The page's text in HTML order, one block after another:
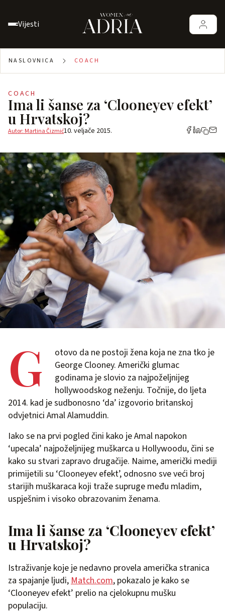
Vijesti
NASLOVNICA COACH
COACH
Ima li šanse za ‘Clooneyev efekt’
u Hrvatskoj?
Autor: Martina Čizmić10. veljače 2015.
G
otovo da ne postoji žena koja ne zna tko je
George Clooney. Američki glumac
godinama je slovio za najpoželjnijeg
hollywoodskog neženju. Točnije, do ljeta
2014. kad je sudbonosno ‘da’ izgovorio britanskoj
odvjetnici Amal Alamuddin.
Iako se na prvi pogled čini kako je Amal napokon
‘upecala’ najpoželjnijeg muškarca u Hollywoodu, čini se
kako su stvari zapravo drugačije. Naime, američki mediji
primijetili su ‘Clooneyev efekt’, odnosno sve veći broj
starijih muškaraca koji traže supruge među mladim,
uspješnim i visoko obrazovanim ženama.
Ima li šanse za ‘Clooneyev efekt’
u Hrvatskoj?
Istraživanje koje je nedavno provela američka stranica
za spajanje ljudi,Match.com, pokazalo je kako se
‘Clooneyev efekt’ prelio na cjelokupnu mušku
populaciju.